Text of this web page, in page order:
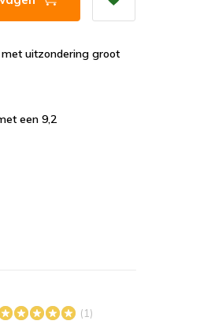
uitzondering groot
een 9,2
(1)